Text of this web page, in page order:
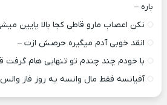
باره –
نکن اعصاب مارو قاطی کجا بالا پایین
انقد خوبی آدم میگیره حرصش ازت –
با خودم چند چندم تو تنهایی هام گرفت
آفیانسه فقط مال وانسه یه روز فاز